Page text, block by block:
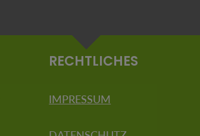
RECHTLICHES
IMPRESSUM